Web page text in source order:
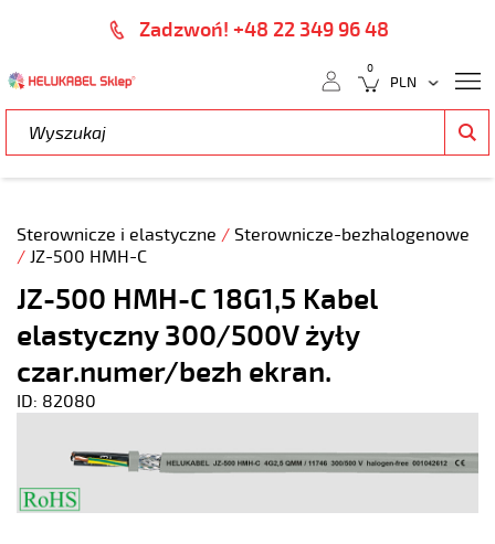
Zadzwoń! +48 22 349 96 48
0
Sterownicze i elastyczne / Sterownicze-bezhalogenowe
/ JZ-500 HMH-C
JZ-500 HMH-C 18G1,5 Kabel
elastyczny 300/500V żyły
czar.numer/bezh ekran.
ID: 82080